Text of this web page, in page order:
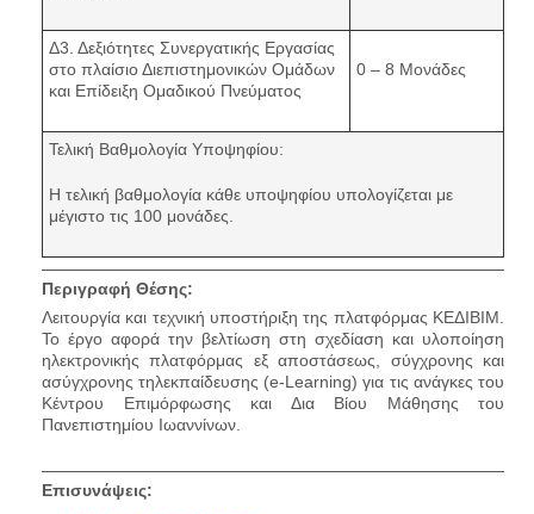
Δ3. Δεξιότητες Συνεργατικής Εργασίας
στο πλαίσιο Διεπιστημονικών Ομάδων
και Επίδειξη Ομαδικού Πνεύματος
0 – 8 Μονάδες
Τελική Βαθμολογία Υποψηφίου:
Η τελική βαθμολογία κάθε υποψηφίου υπολογίζεται με
μέγιστο τις 100 μονάδες.
Περιγραφή Θέσης:
Λειτουργία και τεχνική υποστήριξη της πλατφόρμας ΚΕΔΙΒΙΜ.
Το έργο αφορά την βελτίωση στη σχεδίαση και υλοποίηση
ηλεκτρονικής πλατφόρμας εξ αποστάσεως, σύγχρονης και
ασύγχρονης τηλεκπαίδευσης (e-Learning) για τις ανάγκες του
Κέντρου Επιμόρφωσης και Δια Βίου Μάθησης του
Πανεπιστημίου Ιωαννίνων.
Επισυνάψεις: